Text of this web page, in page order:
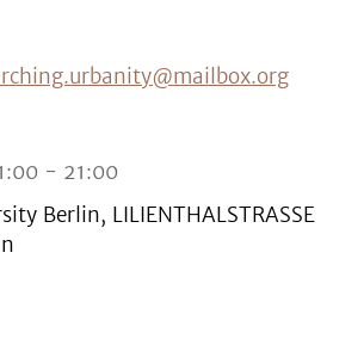
- 21:00
Berlin, LILIENTHALSTRASSE